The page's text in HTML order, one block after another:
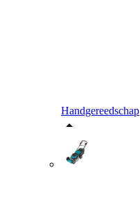
Handgereedschap